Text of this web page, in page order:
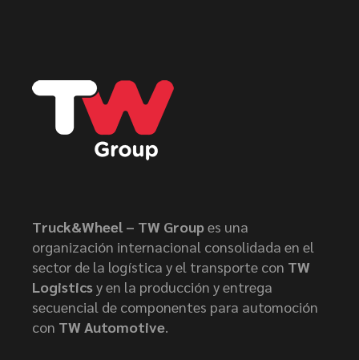
Truck&Wheel – TW Groupes una
organización internacional consolidada en el
sector de la logística y el transporte con TW
Logisticsy en la producción y entrega
secuencial de componentes para automoción
con TW Automotive.